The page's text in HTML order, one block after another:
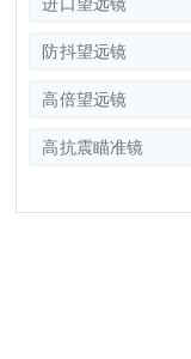
防抖望远镜
高倍望远镜
高抗震瞄准镜